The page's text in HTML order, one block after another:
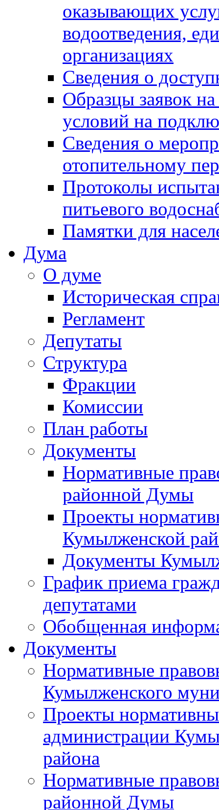
оказывающих
водоотведения,
организациях
Сведения о
Образцы заявок
условий на
Сведения о
отопительному
Протоколы
питьевого
Памятки для
Дума
О думе
Историческая
Регламент
Депутаты
Структура
Фракции
Комиссии
План работы
Документы
Нормативные
районной Думы
Проекты
Кумылженской
Документы
График приема
депутатами
Обобщенная
Документы
Нормативные
Кумылженского
Проекты
администрации
района
Нормативные
районной Думы